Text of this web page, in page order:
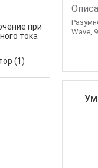
при
тока
(1)
Wave,